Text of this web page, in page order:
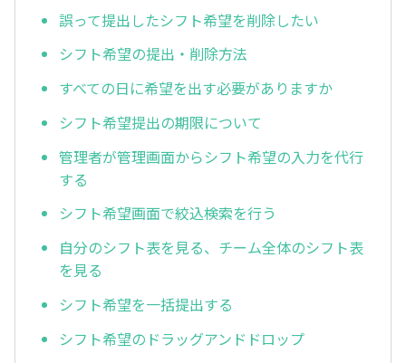
誤って提出したシフト希望を削除したい
シフト希望の提出・削除方法
すべての日に希望を出す必要がありますか
シフト希望提出の期限について
管理者が管理画面からシフト希望の入力を代行
する
シフト希望画面で絞込検索を行う
自分のシフト表を見る、チーム全体のシフト表
を見る
シフト希望を一括提出する
シフト希望のドラッグアンドドロップ